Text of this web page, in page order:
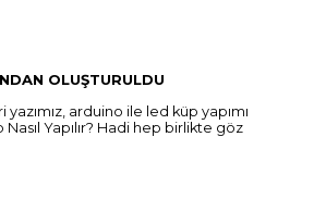
OLUŞTURULDU
arduino ile led küp yapımı
Yapılır? Hadi hep birlikte göz